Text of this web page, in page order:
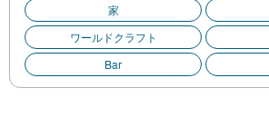
家
ワールドクラフト
Bar